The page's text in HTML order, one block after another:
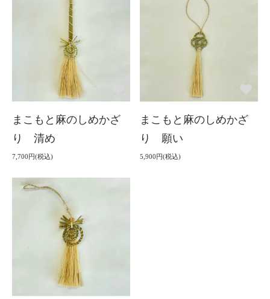
まこもと麻のしめかざ
り 清め
7,700円(税込)
まこもと麻のしめかざ
り 願い
5,900円(税込)